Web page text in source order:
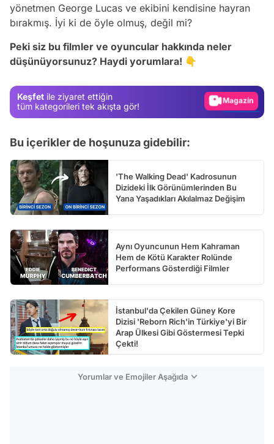
yönetmen George Lucas ve ekibini kendisine hayran
bırakmış. İyi ki de öyle olmuş, değil mi?
Peki siz bu filmler ve oyuncular hakkında neler
düşünüyorsunuz? Haydi yorumlara! 👇
Keşfet ile ziyaret ettiğin
tüm kategorileri tek akışta gör!
Video
Bu içerikler de hoşunuza gidebilir:
'The Walking Dead' Kadrosunun
Dizideki İlk Görünümlerinden Bu
Yana Yaşadıkları Akılalmaz Değişim
Aynı Oyuncunun Hem Kahraman
Hem de Kötü Karakter Rolünde
Performans Gösterdiği Filmler
İstanbul'da Çekilen Güney Kore
Dizisi 'Reborn Rich'in Türkiye'yi Bir
Arap Ülkesi Gibi Göstermesi Tepki
Çekti!
Yorumlar ve Emojiler Aşağıda